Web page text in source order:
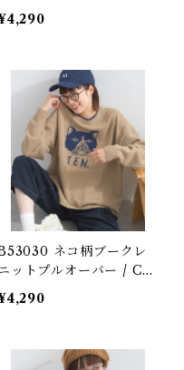
Block Knit Pullover
(残りわずか)
ネコ柄ブークレ
ットプルオーバー / Cat
Bouclé Knit Pu
llover